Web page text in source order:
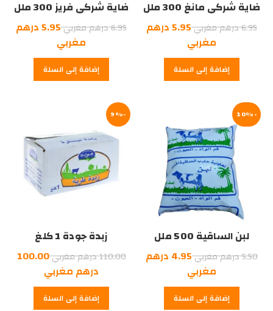
ضاية شركي مانغ 300 ملل
6.95درهم مغربيالسعر
الأصلي
هو:
6.95
5.95درهم
مغربي
الحالي
هو:
إضافة إلى السلة
ضاية شركي فريز 300 ملل
6.95درهم مغربيالسعر
الأصلي
هو:
6.95
5.95درهم
مغربي
الحالي
هو:
إضافة إلى السلة
-10%
لبن الساقية 500 ملل
5.50درهم مغربيالسعر
الأصلي
هو:
5.50
4.95 درهم
مغربي
الحالي
هو:
إضافة إلى السلة
-9%
زبدة جودة 1 كلغ
110.00درهم مغربيالسعر
الأصلي
هو:
110.00
100.00
درهم مغربي
الحالي
هو:إضافة إلى السلة